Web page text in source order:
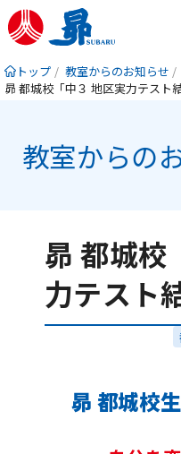
トップ 教室からのお知らせ
教室からの
昴 都城校
力テスト
昴 都城校